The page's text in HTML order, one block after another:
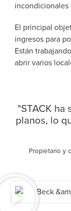
El principal
ingresos para
Están
abrir varios
"STACK ha
planos, lo
Propietario y